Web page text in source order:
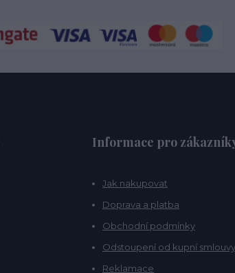
Informace pro
Jak nakupovat
Doprava a platba
Obchodní podmínky
Odstoupení od kupní smlouvy
Reklamace